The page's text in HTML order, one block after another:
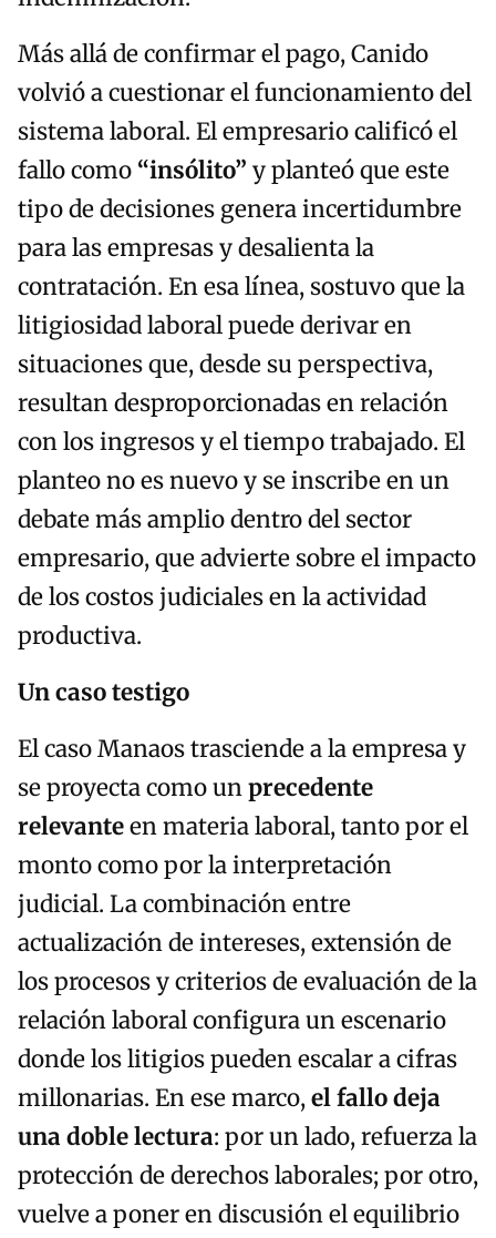
Más allá de confirmar el pago, Canido
volvió a cuestionar el funcionamiento del
sistema laboral. El empresario calificó el
fallo como “insólito” y planteó que este
tipo de decisiones genera incertidumbre
para las empresas y desalienta la
contratación. En esa línea, sostuvo que la
litigiosidad laboral puede derivar en
situaciones que, desde su perspectiva,
resultan desproporcionadas en relación
con los ingresos y el tiempo trabajado. El
planteo no es nuevo y se inscribe en un
debate más amplio dentro del sector
empresario, que advierte sobre el impacto
de los costos judiciales en la actividad
productiva.
Un caso testigo
El caso Manaos trasciende a la empresa y
se proyecta como unprecedente
relevanteen materia laboral, tanto por el
monto como por la interpretación
judicial. La combinación entre
actualización de intereses, extensión de
los procesos y criterios de evaluación de la
relación laboral configura un escenario
donde los litigios pueden escalar a cifras
millonarias. En ese marco,el fallo deja
una doble lectura: por un lado, refuerza la
protección de derechos laborales; por otro,
vuelve a poner en discusión el equilibrio